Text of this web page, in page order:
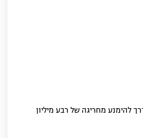
להימנע מחריגה של רבע מיליון